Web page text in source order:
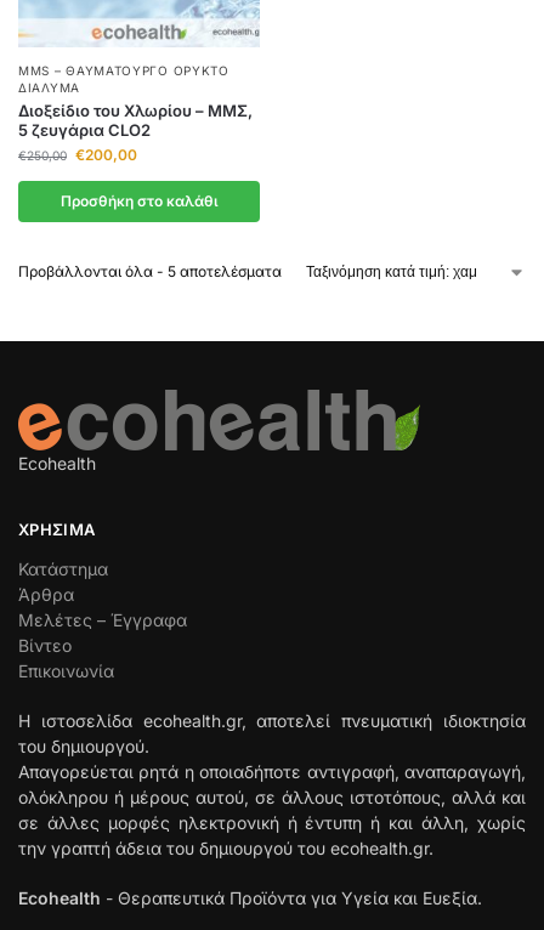
MMS – ΘΑΥΜΑΤΟΥΡΓΌ ΟΡΥΚΤΌ
ΔΙΆΛΥΜΑ
Διοξείδιο του Χλωρίου – ΜΜΣ,
5 ζευγάρια CLO2
€250,00 €200,00
Προσθήκη στο καλάθι
Προβάλλονται όλα - 5 αποτελέσματα
Ecohealth
ΧΡΉΣΙΜΑ
Κατάστημα
Άρθρα
Μελέτες – Έγγραφα
Βίντεο
Επικοινωνία
Η ιστοσελίδα ecohealth.gr, αποτελεί πνευματική ιδιοκτησία
του δημιουργού.
Απαγορεύεται ρητά η οποιαδήποτε αντιγραφή, αναπαραγωγή,
ολόκληρου ή μέρους αυτού, σε άλλους ιστοτόπους, αλλά και
σε άλλες μορφές ηλεκτρονική ή έντυπη ή και άλλη, χωρίς
την γραπτή άδεια του δημιουργού του ecohealth.gr.
Ecohealth - Θεραπευτικά Προϊόντα για Υγεία και Ευεξία.